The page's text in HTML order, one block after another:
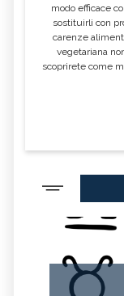
modo efficace
sostituirli con
carenze
vegetariana
scoprirete come